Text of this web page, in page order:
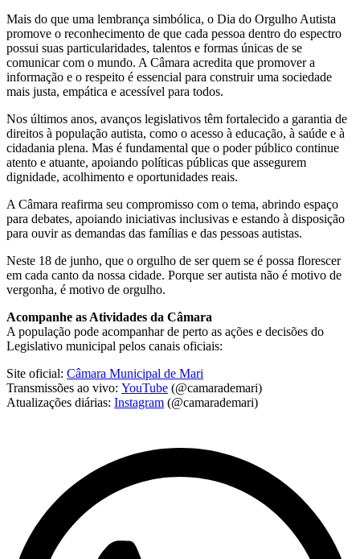
Mais do que uma lembrança simbólica, o Dia do Orgulho Autista
promove o reconhecimento de que cada pessoa dentro do espectro
possui suas particularidades, talentos e formas únicas de se
comunicar com o mundo. A Câmara acredita que promover a
informação e o respeito é essencial para construir uma sociedade
mais justa, empática e acessível para todos.
Nos últimos anos, avanços legislativos têm fortalecido a garantia de
direitos à população autista, como o acesso à educação, à saúde e à
cidadania plena. Mas é fundamental que o poder público continue
atento e atuante, apoiando políticas públicas que assegurem
dignidade, acolhimento e oportunidades reais.
A Câmara reafirma seu compromisso com o tema, abrindo espaço
para debates, apoiando iniciativas inclusivas e estando à disposição
para ouvir as demandas das famílias e das pessoas autistas.
Neste 18 de junho, que o orgulho de ser quem se é possa florescer
em cada canto da nossa cidade. Porque ser autista não é motivo de
vergonha, é motivo de orgulho.
Acompanhe as Atividades da Câmara
A população pode acompanhar de perto as ações e decisões do
Legislativo municipal pelos canais oficiais:
Site oficial: Câmara Municipal de Mari
Transmissões ao vivo: YouTube (@camarademari)
Atualizações diárias: Instagram (@camarademari)